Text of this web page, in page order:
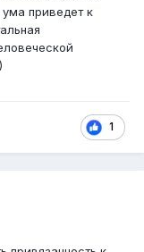
приведет к
1